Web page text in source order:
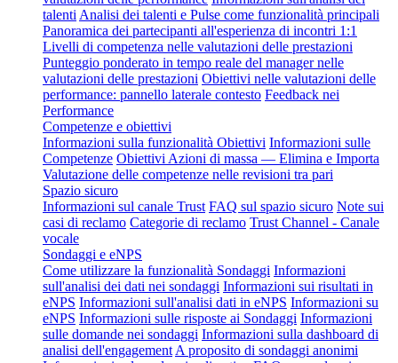
talenti Analisi dei talenti e Pulse come funzionalità principali
Panoramica dei partecipanti all'esperienza di incontri 1:1
Livelli di competenza nelle valutazioni delle prestazioni
Punteggio ponderato in tempo reale del manager nelle
valutazioni delle prestazioni Obiettivi nelle valutazioni delle
performance: pannello laterale contesto Feedback nei
Performance
Competenze e obiettivi
Informazioni sulla funzionalità Obiettivi Informazioni sulle
Competenze Obiettivi Azioni di massa — Elimina e Importa
Valutazione delle competenze nelle revisioni tra pari
Spazio sicuro
Informazioni sul canale Trust FAQ sul spazio sicuro Note sui
casi di reclamo Categorie di reclamo Trust Channel - Canale
vocale
Sondaggi e eNPS
Come utilizzare la funzionalità Sondaggi Informazioni
sull'analisi dei dati nei sondaggi Informazioni sui risultati in
eNPS Informazioni sull'analisi dati in eNPS Informazioni su
eNPS Informazioni sulle risposte ai Sondaggi Informazioni
sulle domande nei sondaggi Informazioni sulla dashboard di
analisi dell'engagement A proposito di sondaggi anonimi